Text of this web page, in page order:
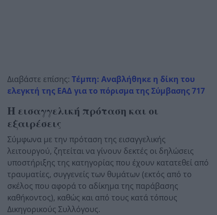
Διαβάστε επίσης: Τέμπη: Αναβλήθηκε η δίκη του
ελεγκτή της ΕΑΔ για το πόρισμα της Σύμβασης 717
Η εισαγγελική πρόταση και οι
εξαιρέσεις
Σύμφωνα με την πρόταση της εισαγγελικής
λειτουργού, ζητείται να γίνουν δεκτές οι δηλώσεις
υποστήριξης της κατηγορίας που έχουν κατατεθεί από
τραυματίες, συγγενείς των θυμάτων (εκτός από το
σκέλος που αφορά το αδίκημα της παράβασης
καθήκοντος), καθώς και από τους κατά τόπους
Δικηγορικούς Συλλόγους.